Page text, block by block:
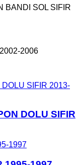
BANDI SOL SIFIR
2006
DOLU SIFIR